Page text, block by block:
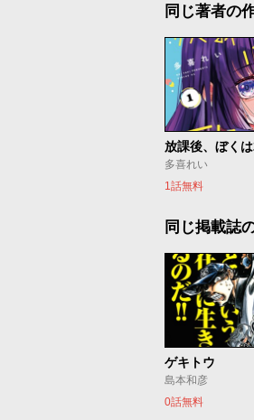
同じ著者の
放課後、ぼく
多喜れい
1話無料
同じ掲載誌
ゲキトウ
島本和彦
0話無料